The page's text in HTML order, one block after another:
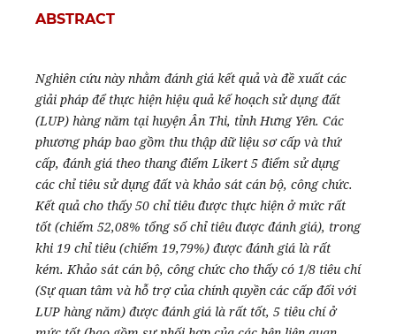
ABSTRACT
Nghiên cứu này nhằm đánh giá kết quả và đề xuất các
giải pháp để thực hiện hiệu quả kế hoạch sử dụng đất
(LUP) hàng năm tại huyện Ân Thi, tỉnh Hưng Yên. Các
phương pháp bao gồm thu thập dữ liệu sơ cấp và thứ
cấp, đánh giá theo thang điểm Likert 5 điểm sử dụng
các chỉ tiêu sử dụng đất và khảo sát cán bộ, công chức.
Kết quả cho thấy 50 chỉ tiêu được thực hiện ở mức rất
tốt (chiếm 52,08% tổng số chỉ tiêu được đánh giá), trong
khi 19 chỉ tiêu (chiếm 19,79%) được đánh giá là rất
kém. Khảo sát cán bộ, công chức cho thấy có 1/8 tiêu chí
(Sự quan tâm và hỗ trợ của chính quyền các cấp đối với
LUP hàng năm) được đánh giá là rất tốt, 5 tiêu chí ở